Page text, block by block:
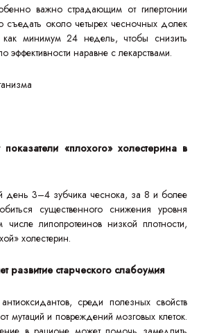
важно страдающим от гипертонии
съедать около четырех чесночных долек
как минимум 24 недель, чтобы снизить
эффективности наравне с лекарствами.
«плохого» холестерина в
день 3–4 зубчика чеснока, за 8 и более
существенного снижения уровня
числе липопротеинов низкой плотности,
холестерин.
развитие старческого слабоумия
среди полезных свойств
мутаций и повреждений мозговых клеток.